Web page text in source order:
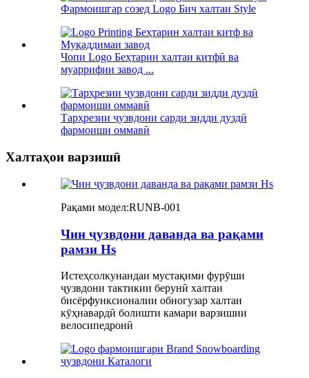
Фармоишгар созед Logo Бич халтаи Style
Чопи Logo Беҳтарин халтаи китфӣ ва
муаррифии завод ...
Тарҳрезии ҷузвдони сарди зидди дуздӣ
фармоиши оммавӣ
Халтаҳои варзишӣ
Рақами модел:RUNB-001
Чин ҷузвдони даванда ва рақами
рамзи Hs
Истеҳсолкунандаи мустақими фурӯши
ҷузвдони тактикии берунӣ халтаи
бисёрфунксионалии обногузар халтаи
кӯҳнавардӣ болишти камари варзишии
велосипедронӣ